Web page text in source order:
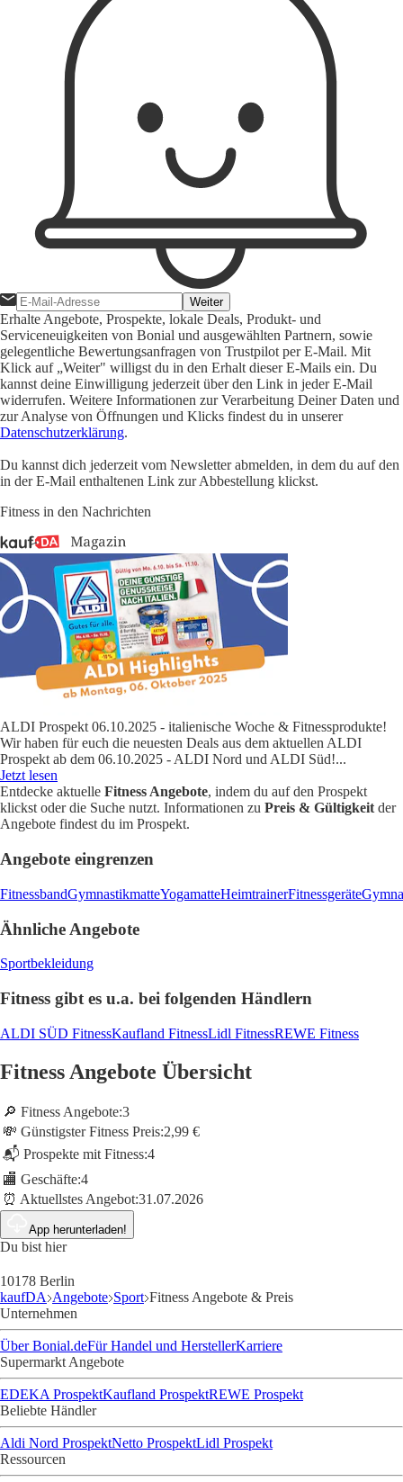
Weiter
Erhalte Angebote, Prospekte, lokale Deals, Produkt- und
Serviceneuigkeiten von Bonial und ausgewählten Partnern, sowie
gelegentliche Bewertungsanfragen von Trustpilot per E-Mail. Mit
Klick auf „Weiter" willigst du in den Erhalt dieser E-Mails ein. Du
kannst deine Einwilligung jederzeit über den Link in jeder E-Mail
widerrufen. Weitere Informationen zur Verarbeitung Deiner Daten und
zur Analyse von Öffnungen und Klicks findest du in unserer
Datenschutzerklärung.
Du kannst dich jederzeit vom Newsletter abmelden, in dem du auf den
in der E-Mail enthaltenen Link zur Abbestellung klickst.
Fitness in den Nachrichten
ALDI Prospekt 06.10.2025 - italienische Woche & Fitnessprodukte!
Wir haben für euch die neuesten Deals aus dem aktuellen ALDI
Prospekt ab dem 06.10.2025 - ALDI Nord und ALDI Süd!...
Jetzt lesen
Entdecke aktuelle Fitness Angebote, indem du auf den Prospekt
klickst oder die Suche nutzt. Informationen zu Preis & Gültigkeit der
Angebote findest du im Prospekt.
Angebote eingrenzen
FitnessbandGymnastikmatteYogamatteHeimtrainerFitnessgeräte
Ähnliche Angebote
Sportbekleidung
Fitness gibt es u.a. bei folgenden Händlern
ALDI SÜD FitnessKaufland FitnessLidl FitnessREWE Fitness
Fitness Angebote Übersicht
🔎 Fitness Angebote:3
💸 Günstigster Fitness Preis:2,99 €
📬 Prospekte mit Fitness:4
🏬 Geschäfte:4
⏰ Aktuellstes Angebot:31.07.2026
App herunterladen!
Du bist hier
10178 Berlin
kaufDA Angebote Sport Fitness Angebote & Preis
Unternehmen
Über Bonial.deFür Handel und HerstellerKarriere
Supermarkt Angebote
EDEKA ProspektKaufland ProspektREWE Prospekt
Beliebte Händler
Aldi Nord ProspektNetto ProspektLidl Prospekt
Ressourcen